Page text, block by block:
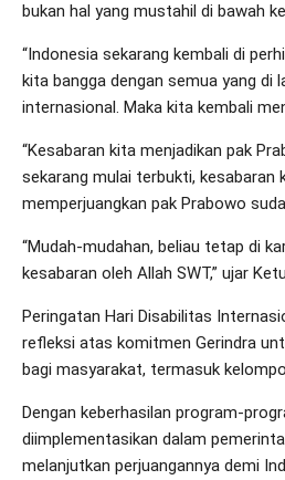
bukan hal yang mustahil di bawah
“Indonesia sekarang kembali di
kita bangga dengan semua yang di
internasional. Maka kita kembali
“Kesabaran kita menjadikan pak
sekarang mulai terbukti, kesabaran
memperjuangkan pak Prabowo
“Mudah-mudahan, beliau tetap di
kesabaran oleh Allah SWT,” ujar
Peringatan Hari Disabilitas
refleksi atas komitmen Gerindra
bagi masyarakat, termasuk
Dengan keberhasilan program-
diimplementasikan dalam
melanjutkan perjuangannya demi